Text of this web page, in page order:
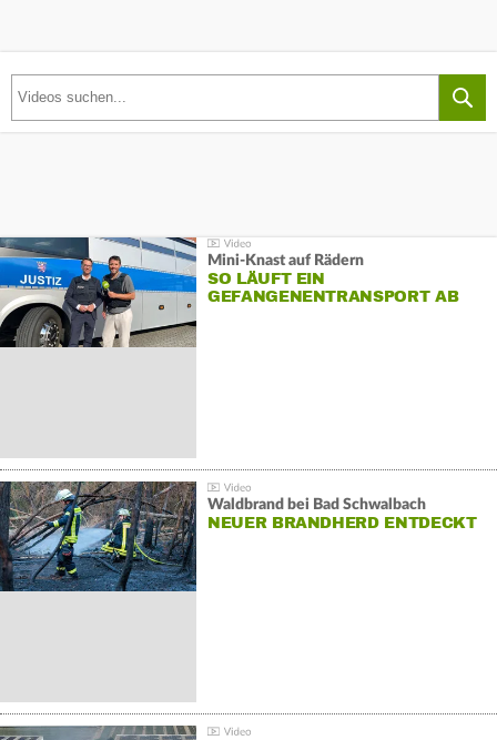
Mini-Knast auf Rädern
SO LÄUFT EIN
GEFANGENENTRANSPORT AB
Waldbrand bei Bad Schwalbach
NEUER BRANDHERD ENTDECKT